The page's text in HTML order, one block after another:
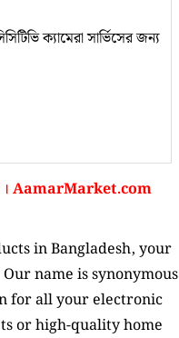
ক্যামেরা সার্ভিসের জন্য
AamarMarket.com
in Bangladesh, your
name is synonymous
for all your electronic
or high-quality home